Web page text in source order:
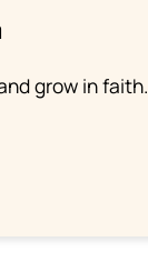
grow in faith.